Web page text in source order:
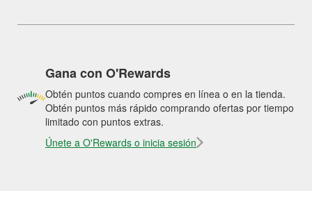
Gana con O'Rewards
Obtén puntos cuando compres en línea o en la tienda.
Obtén puntos más rápido comprando ofertas por tiempo
limitado con puntos extras.
Únete a O'Rewards o inicia sesión